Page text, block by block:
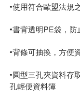
•使用符合歐盟法規
•書背透明PE袋，
•背條可抽換，方便
•圓型三孔夾資料存
孔輕便資料簿